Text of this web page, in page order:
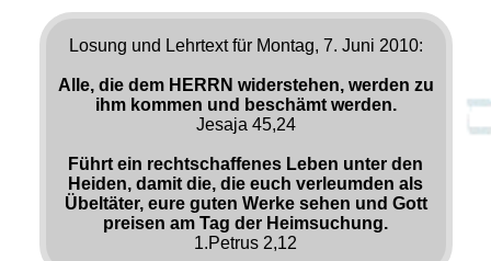
Losung und Lehrtext für Montag, 7. Juni 2010:
Alle, die dem HERRN widerstehen, werden zu
ihm kommen und beschämt werden.
Jesaja 45,24
Führt ein rechtschaffenes Leben unter den
Heiden, damit die, die euch verleumden als
Übeltäter, eure guten Werke sehen und Gott
preisen am Tag der Heimsuchung.
1.Petrus 2,12